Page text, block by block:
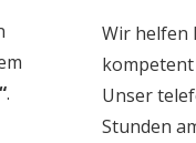
.
Wir helfen
Unser
Stunden